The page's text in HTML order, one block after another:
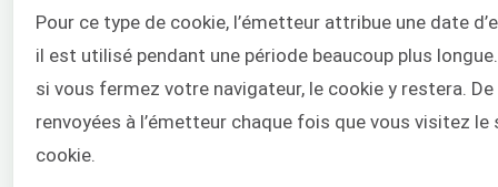
Pour ce type de cookie, l’émetteur attribue une date
il est utilisé pendant une période beaucoup plus
si vous fermez votre navigateur, le cookie y restera.
renvoyées à l’émetteur chaque fois que vous visitez le
cookie.